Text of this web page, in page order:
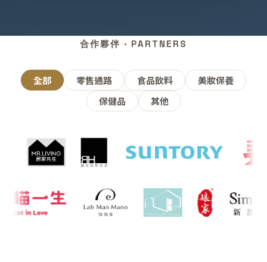
合作夥伴 · PARTNERS
全部 零售通路 食品飲料
美妝保養
保健品
其他